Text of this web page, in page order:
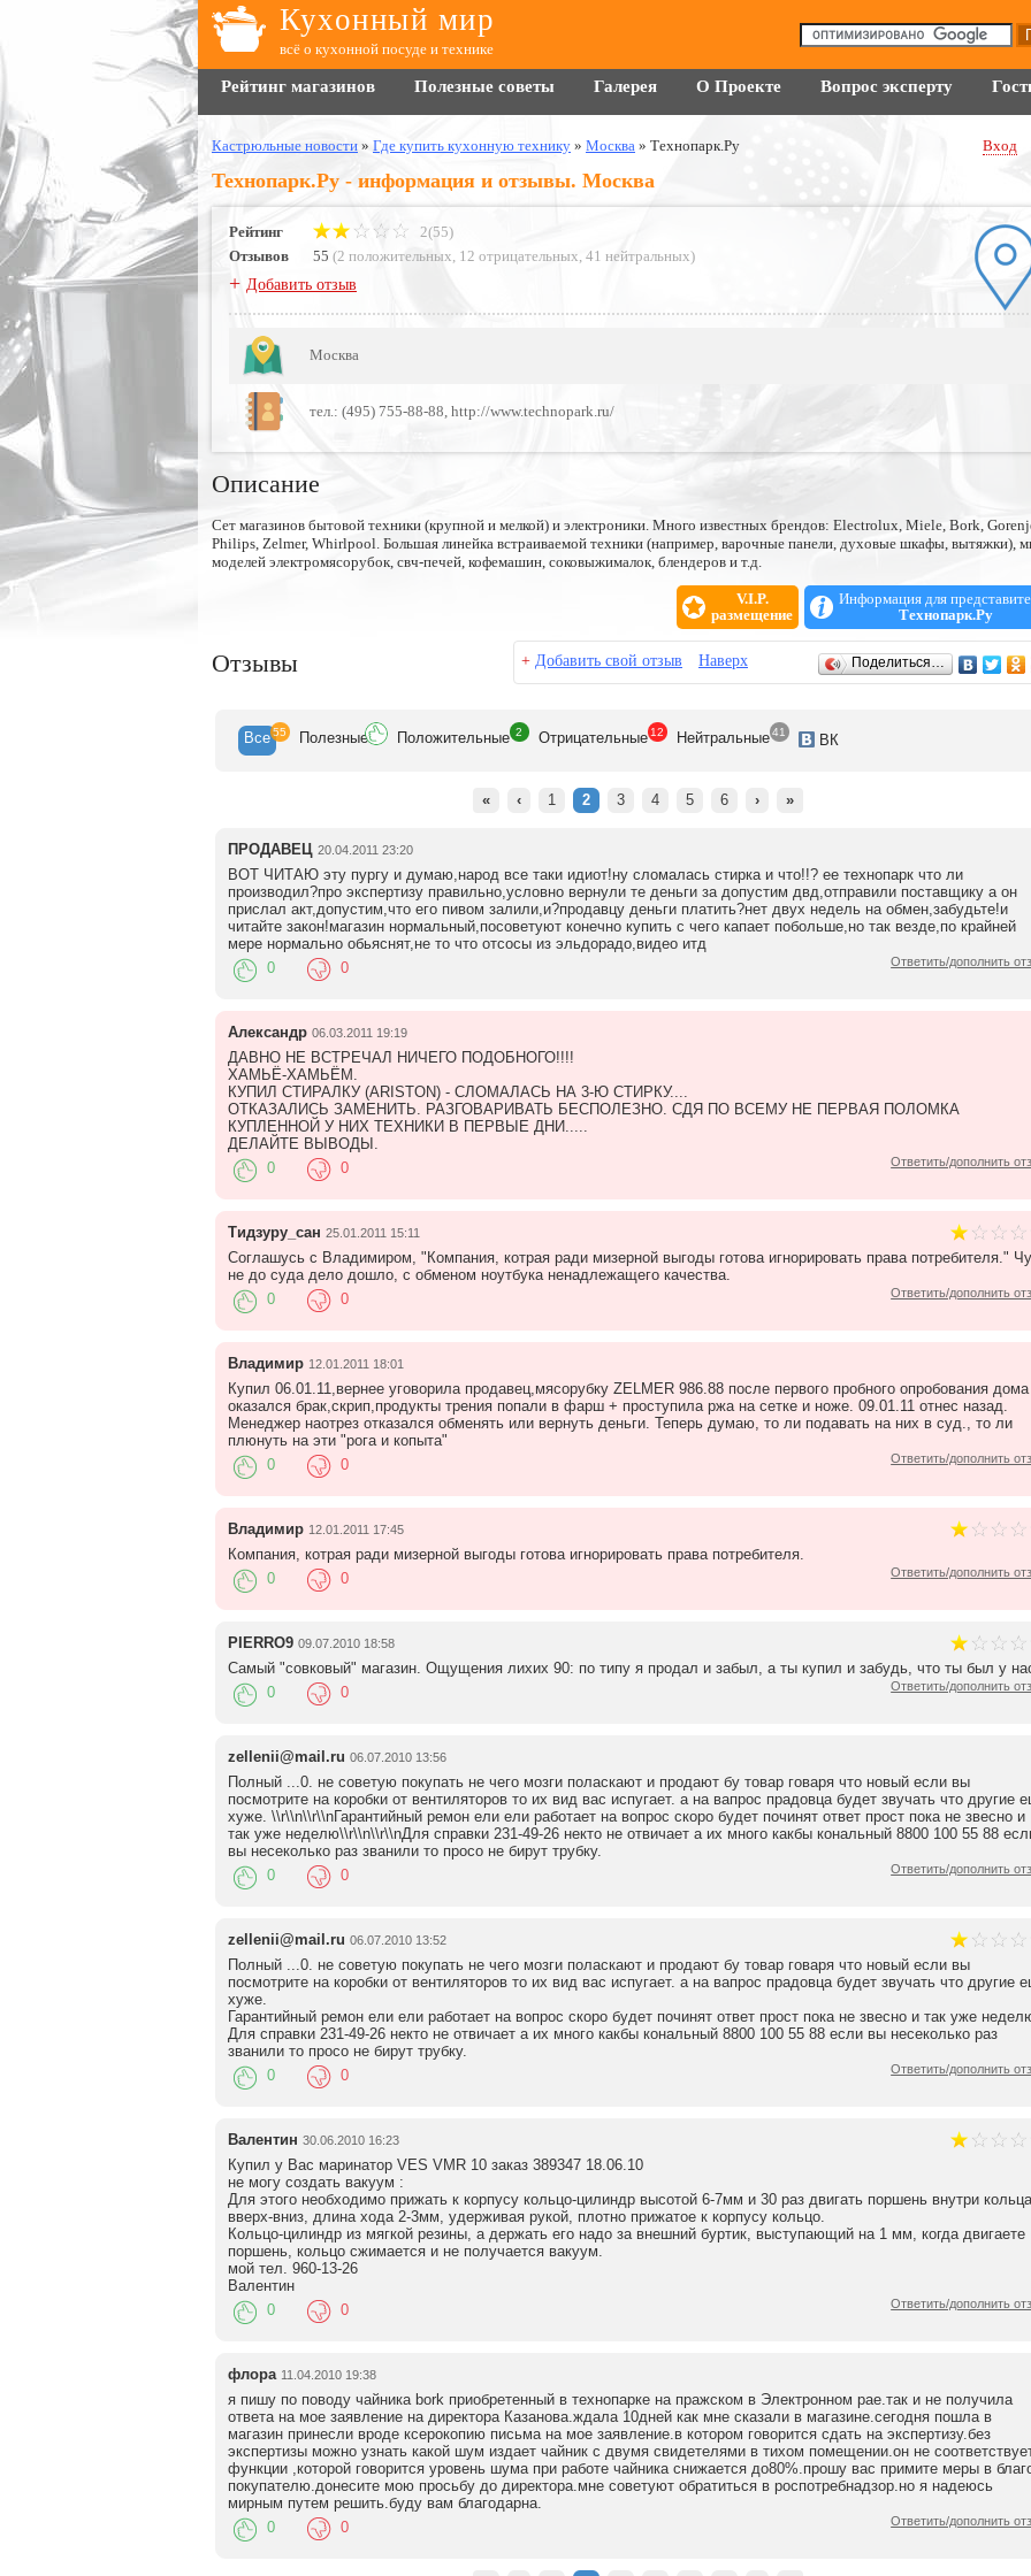
Кухонный мир
всё о кухонной посуде и технике
Рейтинг магазинов Полезные советы Галерея О Проекте Вопрос эксперту
Кастрюльные новости » Где купить кухонную технику » Москва » Технопарк.Ру Вход
Технопарк.Ру - информация и отзывы. Москва
Рейтинг
2(55)
Отзывов
55 (2 положительных, 12 отрицательных, 41 нейтральных)
+ Добавить отзыв
Москва
тел.: (495) 755-88-88, http://www.technopark.ru/
Описание
Сет магазинов бытовой техники (крупной и мелкой) и электроники. Много известных брендов: Electrolux, Miele, Bork,
Philips, Zelmer, Whirlpool. Большая линейка встраиваемой техники (например, варочные панели, духовые шкафы, вытяжки),
моделей электромясорубок, свч-печей, кофемашин, соковыжималок, блендеров и т.д.
V.I.P.
размещение
Информация для
Технопарк.Ру
Отзывы + Добавить свой отзыв Наверх Поделиться…
Все 55 Полезные Положительные 2 Отрицательные 12 Нейтральные 41 ВК
« ‹ 1 2 3 4 5 6 › »
ПРОДАВЕЦ 20.04.2011 23:20
ВОТ ЧИТАЮ эту пургу и думаю,народ все таки идиот!ну сломалась стирка и что!!? ее технопарк что ли
производил?про экспертизу правильно,условно вернули те деньги за допустим двд,отправили поставщику а он
прислал акт,допустим,что его пивом залили,и?продавцу деньги платить?нет двух недель на обмен,забудьте!и
читайте закон!магазин нормальный,посоветуют конечно купить с чего капает побольше,но так везде,по крайней
мере нормально обьяснят,не то что отсосы из эльдорадо,видео итд
Ответить/дополнить
0 0
Александр 06.03.2011 19:19
ДАВНО НЕ ВСТРЕЧАЛ НИЧЕГО ПОДОБНОГО!!!!
ХАМЬЁ-ХАМЬЁМ.
КУПИЛ СТИРАЛКУ (ARISTON) - СЛОМАЛАСЬ НА 3-Ю СТИРКУ....
ОТКАЗАЛИСЬ ЗАМЕНИТЬ. РАЗГОВАРИВАТЬ БЕСПОЛЕЗНО. СДЯ ПО ВСЕМУ НЕ ПЕРВАЯ ПОЛОМКА
КУПЛЕННОЙ У НИХ ТЕХНИКИ В ПЕРВЫЕ ДНИ.....
ДЕЛАЙТЕ ВЫВОДЫ.
Ответить/дополнить
0 0
Тидзуру_сан 25.01.2011 15:11
Соглашусь с Владимиром, "Компания, котрая ради мизерной выгоды готова игнорировать права потребителя."
не до суда дело дошло, с обменом ноутбука ненадлежащего качества.
Ответить/дополнить
0 0
Владимир 12.01.2011 18:01
Купил 06.01.11,вернее уговорила продавец,мясорубку ZELMER 986.88 после первого пробного опробования дома
оказался брак,скрип,продукты трения попали в фарш + проступила ржа на сетке и ноже. 09.01.11 отнес назад.
Менеджер наотрез отказался обменять или вернуть деньги. Теперь думаю, то ли подавать на них в суд., то ли
плюнуть на эти "рога и копыта"
Ответить/дополнить
0 0
Владимир 12.01.2011 17:45
Компания, котрая ради мизерной выгоды готова игнорировать права потребителя.
Ответить/дополнить
0 0
PIERRO9 09.07.2010 18:58
Самый "совковый" магазин. Ощущения лихих 90: по типу я продал и забыл, а ты купил и забудь, что ты был у
Ответить/дополнить
0 0
zellenii@mail.ru 06.07.2010 13:56
Полный ...0. не советую покупать не чего мозги поласкают и продают бу товар говаря что новый если вы
посмотрите на коробки от вентиляторов то их вид вас испугает. а на вапрос прадовца будет звучать что другие
хуже. \\r\\n\\r\\nГарантийный ремон ели ели работает на вопрос скоро будет починят ответ прост пока не звесно и
так уже неделю\\r\\n\\r\\nДля справки 231-49-26 некто не отвичает а их много какбы кональный 8800 100 55 88
вы несеколько раз званили то просо не бирут трубку.
Ответить/дополнить
0 0
zellenii@mail.ru 06.07.2010 13:52
Полный ...0. не советую покупать не чего мозги поласкают и продают бу товар говаря что новый если вы
посмотрите на коробки от вентиляторов то их вид вас испугает. а на вапрос прадовца будет звучать что другие
хуже.
Гарантийный ремон ели ели работает на вопрос скоро будет починят ответ прост пока не звесно и так уже
Для справки 231-49-26 некто не отвичает а их много какбы кональный 8800 100 55 88 если вы несеколько раз
званили то просо не бирут трубку.
Ответить/дополнить
0 0
Валентин 30.06.2010 16:23
Купил у Вас маринатор VES VMR 10 заказ 389347 18.06.10
не могу создать вакуум :
Для этого необходимо прижать к корпусу кольцо-цилиндр высотой 6-7мм и 30 раз двигать поршень внутри кольца
вверх-вниз, длина хода 2-3мм, удерживая рукой, плотно прижатое к корпусу кольцо.
Кольцо-цилиндр из мягкой резины, а держать его надо за внешний буртик, выступающий на 1 мм, когда двигаете
поршень, кольцо сжимается и не получается вакуум.
мой тел. 960-13-26
Валентин
Ответить/дополнить
0 0
флора 11.04.2010 19:38
я пишу по поводу чайника bork приобретенный в технопарке на пражском в Электронном рае.так и не получила
ответа на мое заявление на директора Казанова.ждала 10дней как мне сказали в магазине.сегодня пошла в
магазин принесли вроде ксерокопию письма на мое заявление.в котором говорится сдать на экспертизу.без
экспертизы можно узнать какой шум издает чайник с двумя свидетелями в тихом помещении.он не
функции ,которой говорится уровень шума при работе чайника снижается до80%.прошу вас примите меры в
покупателю.донесите мою просьбу до директора.мне советуют обратиться в роспотребнадзор.но я надеюсь
мирным путем решить.буду вам благодарна.
Ответить/дополнить
0 0